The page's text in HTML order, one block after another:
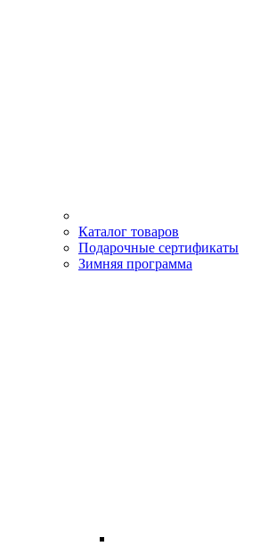
Каталог товаров
Подарочные сертификаты
Зимняя программа